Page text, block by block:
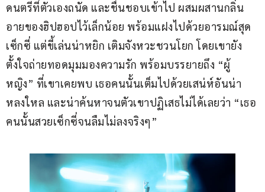
ดนตรีที่ตัวเองถนัด และชื่นชอบเข้าไป ผสมผสานกลิ่น
อายของฮิปฮอปไว้เล็กน้อย พร้อมแฝงไปด้วยอารมณ์สุด
เซ็กซี่ แต่ขี้เล่นน่าหยิก เติมจังหวะชวนโยก โดยเขายัง
ตั้งใจถ่ายทอดมุมมองความรัก พร้อมบรรยายถึง “ผู้
หญิง” ที่เขาเคยพบ เธอคนนั้นเต็มไปด้วยเสน่ห์อันน่า
หลงใหล และน่าค้นหาจนตัวเขาปฏิเสธไม่ได้เลยว่า “เธอ
คนนั้นสวยเซ็กซี่จนลืมไม่ลงจริงๆ”